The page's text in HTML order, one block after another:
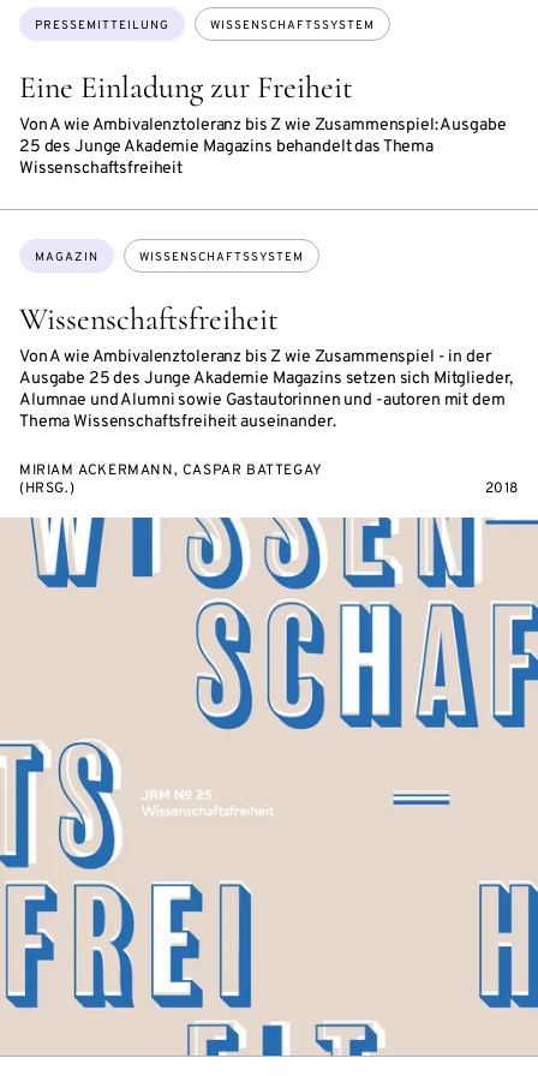
Eine Einladung zur Freiheit
Von A wie Ambivalenztoleranz bis Z wie Zusammenspiel: Ausgabe
25 des Junge Akademie Magazins behandelt das Thema
Wissenschaftsfreiheit
Themen:
PRESSEMITTEILUNG WISSENSCHAFTSSYSTEM
Wissenschaftsfreiheit
Von A wie Ambivalenztoleranz bis Z wie Zusammenspiel - in der
Ausgabe 25 des Junge Akademie Magazins setzen sich Mitglieder,
Alumnae und Alumni sowie Gastautorinnen und -autoren mit dem
Thema Wissenschaftsfreiheit auseinander.
Themen:
MAGAZIN WISSENSCHAFTSSYSTEM
MIRIAM ACKERMANN, CASPAR BATTEGAY
(HRSG.)
2018